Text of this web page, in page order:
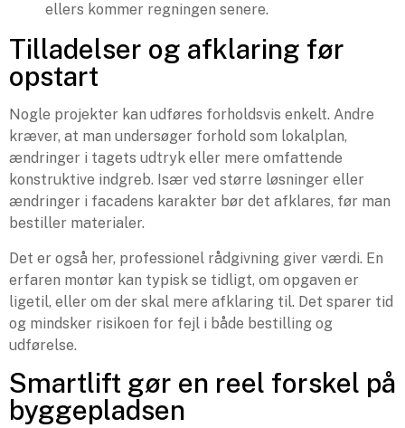
ellers kommer regningen senere.
Tilladelser og afklaring før
opstart
Nogle projekter kan udføres forholdsvis enkelt. Andre
kræver, at man undersøger forhold som lokalplan,
ændringer i tagets udtryk eller mere omfattende
konstruktive indgreb. Især ved større løsninger eller
ændringer i facadens karakter bør det afklares, før man
bestiller materialer.
Det er også her, professionel rådgivning giver værdi. En
erfaren montør kan typisk se tidligt, om opgaven er
ligetil, eller om der skal mere afklaring til. Det sparer tid
og mindsker risikoen for fejl i både bestilling og
udførelse.
Smartlift gør en reel forskel på
byggepladsen